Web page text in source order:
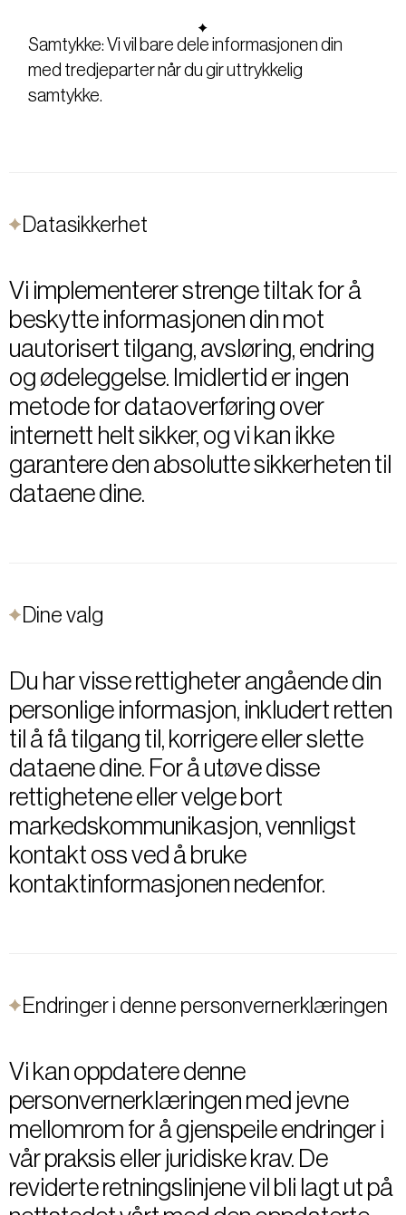
Samtykke: Vi vil bare dele informasjonen din
med tredjeparter når du gir uttrykkelig
samtykke.
Datasikkerhet
Vi implementerer strenge tiltak for å
beskytte informasjonen din mot
uautorisert tilgang, avsløring, endring
og ødeleggelse. Imidlertid er ingen
metode for dataoverføring over
internett helt sikker, og vi kan ikke
garantere den absolutte sikkerheten til
dataene dine.
Dine valg
Du har visse rettigheter angående din
personlige informasjon, inkludert retten
til å få tilgang til, korrigere eller slette
dataene dine. For å utøve disse
rettighetene eller velge bort
markedskommunikasjon, vennligst
kontakt oss ved å bruke
kontaktinformasjonen nedenfor.
Endringer i denne personvernerklæringen
Vi kan oppdatere denne
personvernerklæringen med jevne
mellomrom for å gjenspeile endringer i
vår praksis eller juridiske krav. De
reviderte retningslinjene vil bli lagt ut på